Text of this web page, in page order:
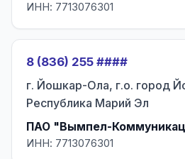
ИНН: 7713076301
8 (836) 255 ####
г. Йошкар-Ола, г.о. город
Республика Марий Эл
ПАО "Вымпел-
ИНН: 7713076301